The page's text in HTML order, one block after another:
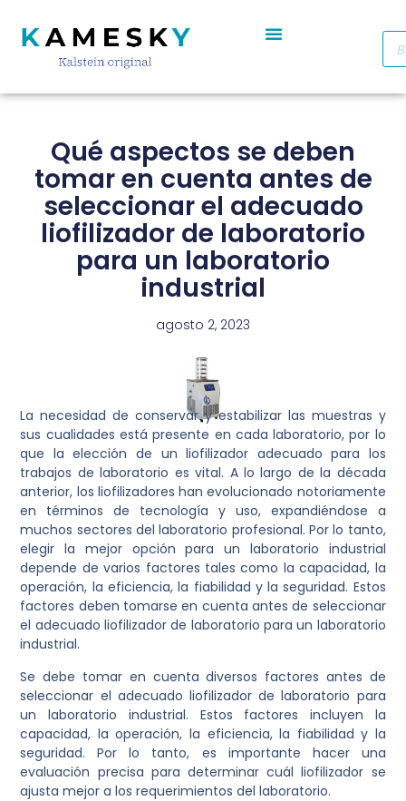
Qué aspectos se deben
tomar en cuenta antes de
seleccionar el adecuado
liofilizador de laboratorio
para un laboratorio
industrial
agosto 2, 2023
La necesidad de conservar y estabilizar las muestras y
sus cualidades está presente en cada laboratorio, por lo
que la elección de un liofilizador adecuado para los
trabajos de laboratorio es vital. A lo largo de la década
anterior, los liofilizadores han evolucionado notoriamente
en términos de tecnología y uso, expandiéndose a
muchos sectores del laboratorio profesional. Por lo tanto,
elegir la mejor opción para un laboratorio industrial
depende de varios factores tales como la capacidad, la
operación, la eficiencia, la fiabilidad y la seguridad. Estos
factores deben tomarse en cuenta antes de seleccionar
el adecuado liofilizador de laboratorio para un laboratorio
industrial.
Se debe tomar en cuenta diversos factores antes de
seleccionar el adecuado liofilizador de laboratorio para
un laboratorio industrial. Estos factores incluyen la
capacidad, la operación, la eficiencia, la fiabilidad y la
seguridad. Por lo tanto, es importante hacer una
evaluación precisa para determinar cuál liofilizador se
ajusta mejor a los requerimientos del laboratorio.